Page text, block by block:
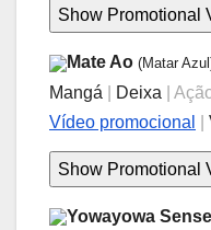
Mate Ao (Matar
Mangá Deixa
|
Vídeo promocional
Yowayowa